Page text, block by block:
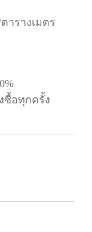
ารางเมตร
ซื้อทุกครั้ง